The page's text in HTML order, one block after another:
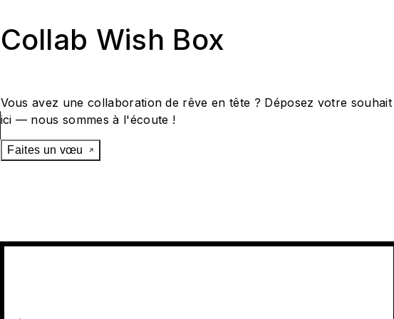
Collab Wish Box
Vous avez une collaboration de rêve en tête ? Déposez votre souhait
ici — nous sommes à l'écoute !
Faites un vœu